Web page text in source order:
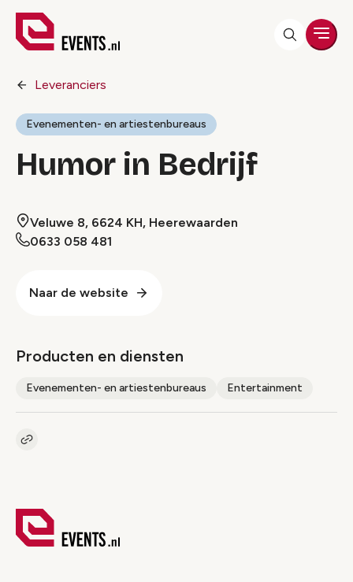
Leveranciers
Evenementen- en artiestenbureaus
Humor in Bedrijf
Veluwe 8, 6624 KH, Heerewaarden
0633 058 481
Naar de website
Producten en diensten
Evenementen- en artiestenbureaus Entertainment
Kopieer link naar pagina